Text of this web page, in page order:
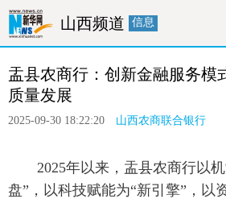
山西频道 信息
产经 医卫 教育
盂县农商行：创新金融服务模
质量发展
2025-09-30 18:22:20 山西农商联合银行
2025年以来，盂县农商行以机
盘”，以科技赋能为“新引擎”，以